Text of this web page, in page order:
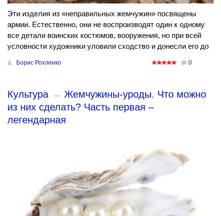
Эти изделия из «неправильных жемчужин» посвящены
армии. Естественно, они не воспроизводят один к одному
все детали воинских костюмов, вооружения, но при всей
условности художники уловили сходство и донесли его до
Борис Рохленко 0
Культура → Жемчужины-уроды. Что можно
из них сделать? Часть первая –
легендарная